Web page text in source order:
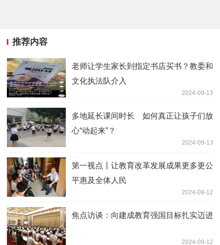
推荐内容
老师让学生家长到指定书店买书？教委和
文化执法队介入
2024-09-13
多地延长课间时长 如何真正让孩子们放
心“动起来”？
2024-09-13
第一视点丨让教育改革发展成果更多更公
平惠及全体人民
2024-09-12
焦点访谈：向建成教育强国目标扎实迈进
2024-09-12